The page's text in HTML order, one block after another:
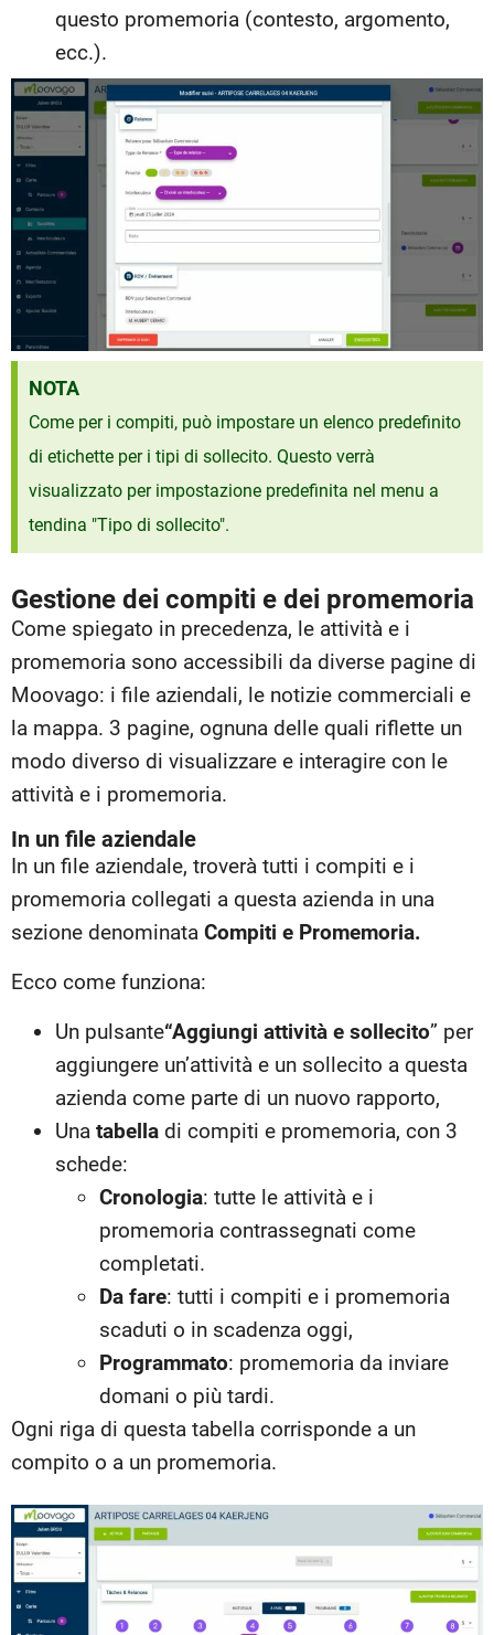
questo promemoria (contesto, argomento,
ecc.).
NOTA
Come per i compiti, può impostare un elenco predefinito
di etichette per i tipi di sollecito. Questo verrà
visualizzato per impostazione predefinita nel menu a
tendina "Tipo di sollecito".
Gestione dei compiti e dei promemoria
Come spiegato in precedenza, le attività e i
promemoria sono accessibili da diverse pagine di
Moovago: i file aziendali, le notizie commerciali e
la mappa. 3 pagine, ognuna delle quali riflette un
modo diverso di visualizzare e interagire con le
attività e i promemoria.
In un file aziendale
In un file aziendale, troverà tutti i compiti e i
promemoria collegati a questa azienda in una
sezione denominata Compiti e Promemoria.
Ecco come funziona:
Un pulsante“Aggiungi attività e sollecito” per
aggiungere un’attività e un sollecito a questa
azienda come parte di un nuovo rapporto,
Una tabella di compiti e promemoria, con 3
schede:
Cronologia: tutte le attività e i
promemoria contrassegnati come
completati.
Da fare: tutti i compiti e i promemoria
scaduti o in scadenza oggi,
Programmato: promemoria da inviare
domani o più tardi.
Ogni riga di questa tabella corrisponde a un
compito o a un promemoria.